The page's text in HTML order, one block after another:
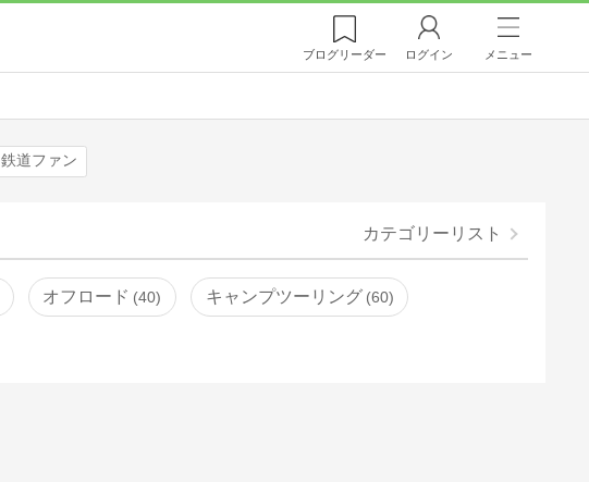
ブログリーダー ログイン メニュー
鉄道ファン
カテゴリーリスト
オフロード 40 キャンプツーリング 60